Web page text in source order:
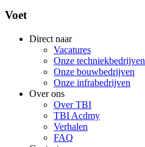
Voet
Direct naar
Vacatures
Onze techniekbedrijven
Onze bouwbedrijven
Onze infrabedrijven
Over ons
Over TBI
TBI Acdmy
Verhalen
FAQ